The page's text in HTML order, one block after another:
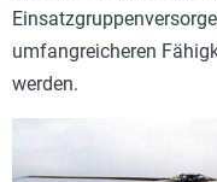
umfangreicheren
werden.